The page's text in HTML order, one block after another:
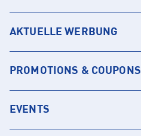
AKTUELLE WERBUNG
PROMOTIONS & COUPONS
EVENTS